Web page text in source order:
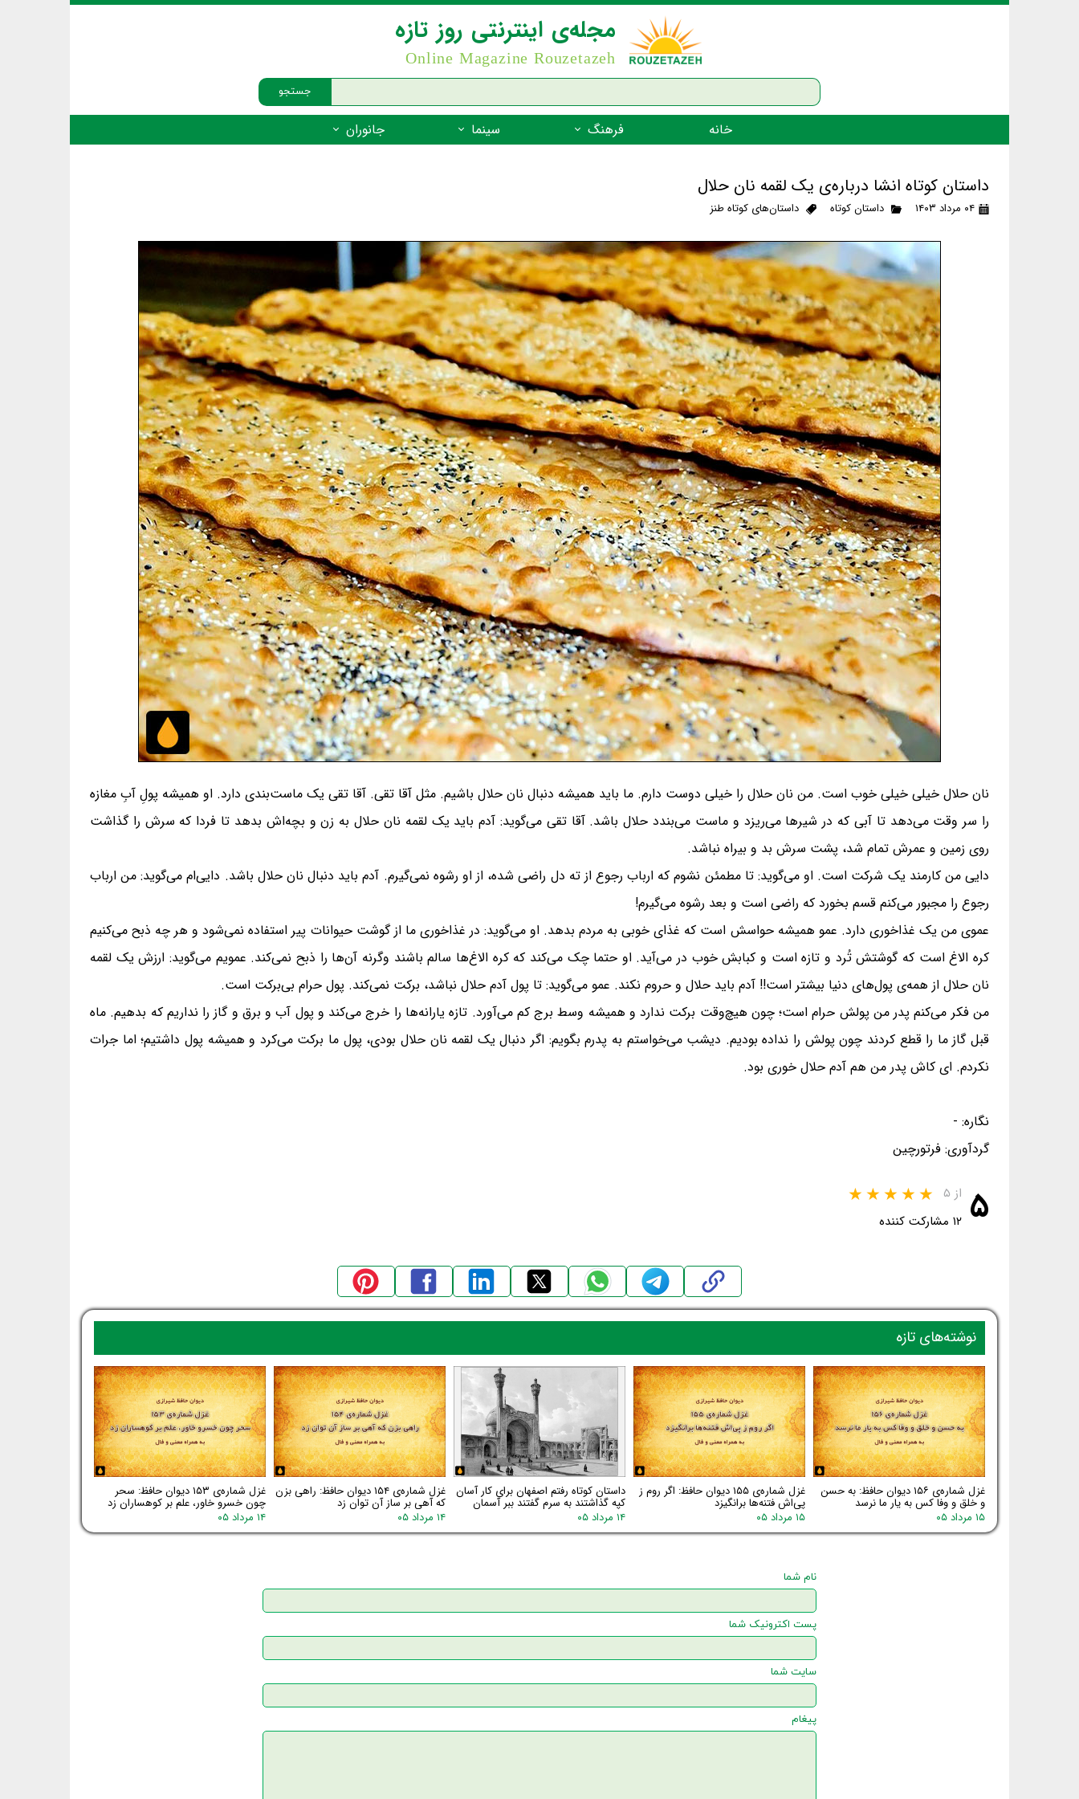
جستجو
مجله‌ی اینترنتی روز تازه
Online Magazine Rouzetazeh
خانه فرهنگ
ضرب المثل
شعر فارسی
زندگینامه‌ی بزرگان
گفتاورد
سینما جانوران
جانوران مهره‌دار - دوزیستان
جانوران مهره‌دار - ماهیان
جانوران مهره‌دار - فهرست‌ها
داستان کوتاه انشا درباره‌ی یک لقمه نان حلال
۰۴ مرداد ۱۴۰۳ داستان کوتاه داستان‌های کوتاه طنز
نان حلال خیلی خیلی خوب است. من نان حلال را خیلی دوست دارم. ما باید همیشه دنبال نان حلال باشیم. مثل آقا تقی. آقا تقی یک ماست‌بندی دارد. او همیشه پولِ آبِ مغازه
را سر وقت می‌دهد تا آبی که در شیرها می‌ریزد و ماست می‌بندد حلال باشد. آقا تقی می‌گوید: آدم باید یک لقمه نان حلال به زن و بچه‌اش بدهد تا فردا که سرش را گذاشت
روی زمین و عمرش تمام شد، پشت سرش بد و بیراه نباشد.
دایی من کارمند یک شرکت است. او می‌گوید: تا مطمئن نشوم که ارباب رجوع از ته دل راضی شده، از او رشوه نمی‌گیرم. آدم باید دنبال نان حلال باشد. دایی‌ام می‌گوید: من ارباب
رجوع را مجبور می‌کنم قسم بخورد که راضی است و بعد رشوه می‌گیرم!
عموی من یک غذاخوری دارد. عمو همیشه حواسش است که غذای خوبی به مردم بدهد. او می‌گوید: در غذاخوری ما از گوشت حیوانات پیر استفاده نمی‌شود و هر چه ذبح می‌کنیم
کره الاغ است که گوشتش تُرد و تازه است و کبابش خوب در می‌آید. او حتما چک می‌کند که کره الاغ‌ها سالم باشند وگرنه آن‌ها را ذبح نمی‌کند. عمویم می‌گوید: ارزش یک لقمه
نان حلال از همه‌ی پول‌های دنیا بیشتر است!! آدم باید حلال و حروم نکند. عمو می‌گوید: تا پول آدم حلال نباشد، برکت نمی‌کند. پول حرام بی‌برکت است.
من فکر می‌کنم پدر من پولش حرام است؛ چون هیچ‌وقت برکت ندارد و همیشه وسط برج کم می‌آورد. تازه یارانه‌ها را خرج می‌کند و پول آب و برق و گاز را نداریم که بدهیم. ماه
قبل گاز ما را قطع کردند چون پولش را نداده بودیم. دیشب می‌خواستم به پدرم بگویم: اگر دنبال یک لقمه نان حلال بودی، پول ما برکت می‌کرد و همیشه پول داشتیم؛ اما جرات
نکردم. ای کاش پدر من هم آدم حلال خوری بود.
نگاره: -
گردآوری: فرتورچین
۵ از ۵
۱۲ مشارکت کننده
غزل شماره‌ی ۱۵۶ دیوان حافظ: به حسن
و خلق و وفا کس به یار ما نرسد
۱۵ مرداد ۰۵
غزل شماره‌ی ۱۵۵ دیوان حافظ: اگر روم ز
پی‌اش فتنه‌ها برانگیزد
۱۵ مرداد ۰۵
داستان کوتاه رفتم اصفهان برای کار آسان
کپه گذاشتند به سرم گفتند ببر آسمان
۱۴ مرداد ۰۵
غزل شماره‌ی ۱۵۴ دیوان حافظ: راهی بزن
که آهی بر ساز آن توان زد
۱۴ مرداد ۰۵
غزل شماره‌ی ۱۵۳ دیوان حافظ: سحر
چون خسرو خاور، علم بر کوهساران زد
۱۴ مرداد ۰۵
نوشته‌های تازه
نام شما
پست اکترونیک شما
سایت شما
پیغام